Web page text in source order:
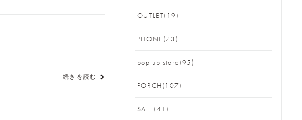
続きを読む
OUTLET(19)
PHONE(73)
pop up store(95)
PORCH(107)
SALE(41)